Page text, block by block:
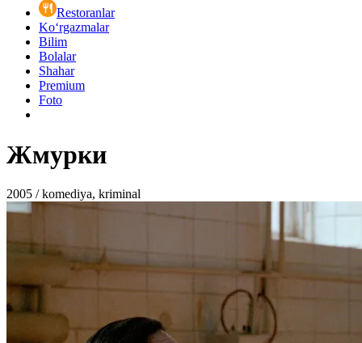
Restoranlar
Ko‘rgazmalar
Bilim
Bolalar
Shahar
Premium
Foto
Жмурки
2005 / komediya, kriminal